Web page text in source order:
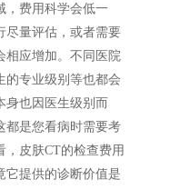
，费用科学会低一
尽量评估，或者需要
相应增加。不同医院
的专业级别等也都会
身也因医生级别而
都是您看病时需要考
，皮肤CT的检查费用
它提供的诊断价值是